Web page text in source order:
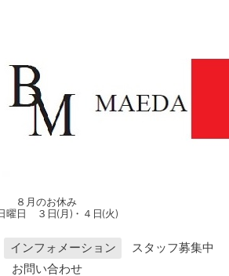
８月のお休み
曜日 ３日(月)・４日(火)
インフォメーション スタッフ募集中
お問い合わせ